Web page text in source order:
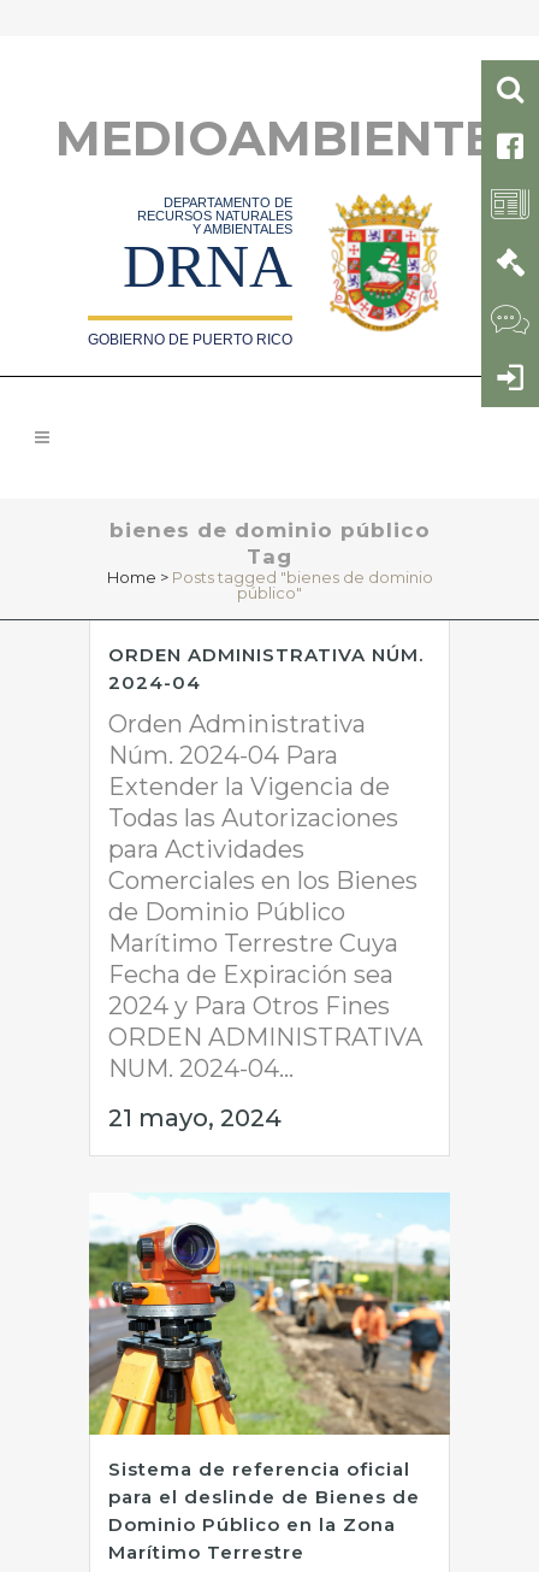
MEDIOAMBIENTE
DEPARTAMENTO DE
RECURSOS NATURALES
Y AMBIENTALES
DRNA
GOBIERNO DE PUERTO RICO
bienes de dominio público
Tag
Home > Posts tagged "bienes de dominio
público"
ORDEN ADMINISTRATIVA NÚM.
2024-04
Orden Administrativa
Núm. 2024-04 Para
Extender la Vigencia de
Todas las Autorizaciones
para Actividades
Comerciales en los Bienes
de Dominio Público
Marítimo Terrestre Cuya
Fecha de Expiración sea
2024 y Para Otros Fines
ORDEN ADMINISTRATIVA
NUM. 2024-04...
21 mayo, 2024
Sistema de referencia oficial
para el deslinde de Bienes de
Dominio Público en la Zona
Marítimo Terrestre